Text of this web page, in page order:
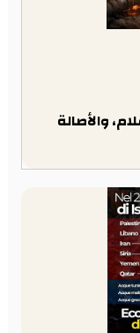
والأصالة